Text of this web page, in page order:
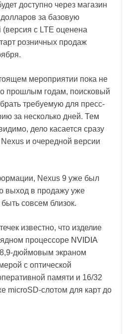
доступно через магазин
за базовую
с LTE оценена
розничных продаж
мероприятии пока не
прошлым годам, поисковый
требуемую для пресс-
за несколько дней. Тем
дело касается сразу
и очередной версии
Nexus 9 уже был
выход в продажу уже
совсем близок.
известно, что изделие
процессоре NVIDIA
дюймовым экраном
с оптической
памяти и 16/32
microSD-слотом для карт до